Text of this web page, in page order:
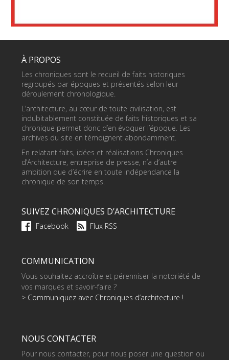
À PROPOS
Les chroniques sont le recueil de faits historiques
regroupés par époques et présentés selon leur
déroulement chronologique.
L’architecture, au cœur de toute civilisation, est
indubitablement constituée de faits historiques et sa
chronique permet donc d’en évoquer l’époque. Les
archives du site en témoignent abondamment.
En relatant faits, idées et réalisations Chroniques
d’Architecture, entreprise de presse, n’a d’autre
ambition que d’écrire en toute indépendance la
chronique de son temps.
SUIVEZ CHRONIQUES D’ARCHITECTURE
Facebook Flux RSS
COMMUNICATION
Vous souhaitez accroître et pérenniser la notoriété de
vos marques et savoir-faire ?
> Communiquez avec Chroniques d’architecture !
NOUS CONTACTER
Pour nous contacter, pour nous poser une question ou